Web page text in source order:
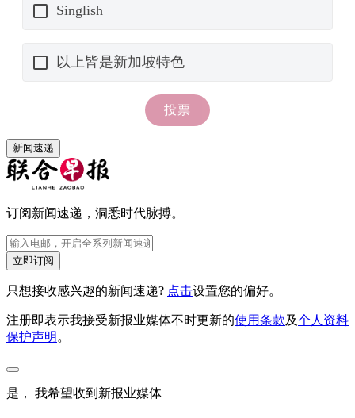
新闻速递
订阅新闻速递，洞悉时代脉搏。
立即订阅
只想接收感兴趣的新闻速递? 点击设置您的偏好。
注册即表示我接受新报业媒体不时更新的使用条款及个人资料
保护声明 。
是， 我希望收到新报业媒体